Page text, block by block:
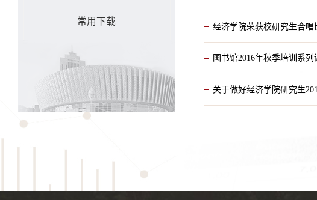
常用下载 经济学院荣获校研究生合唱
图书馆2016年秋季培训系列
关于做好经济学院研究生